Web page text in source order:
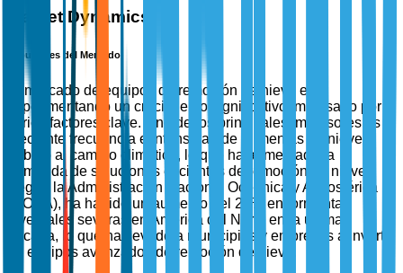
Market Dynamics
Impulsores del Mercado
El mercado de equipos de remoción de nieve está
experimentando un crecimiento significativo impulsado por
varios factores clave. Uno de los principales impulsores es la
creciente frecuencia e intensidad de tormentas de nieve
debido al cambio climático, lo que ha aumentado la
demanda de soluciones eficientes de remoción de nieve.
Según la Administración Nacional Oceánica y Atmosférica
(NOAA), ha habido un aumento del 20% en tormentas
invernales severas en América del Norte en la última
década, lo que ha llevado a municipios y empresas a invertir
en equipos avanzados de remoción de nieve.